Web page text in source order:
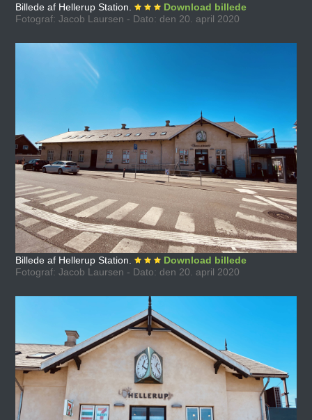
Billede af Hellerup Station.
Download billede
Fotograf: Jacob Laursen - Dato: den 20. april 2020
Billede af Hellerup Station.
Download billede
Fotograf: Jacob Laursen - Dato: den 20. april 2020